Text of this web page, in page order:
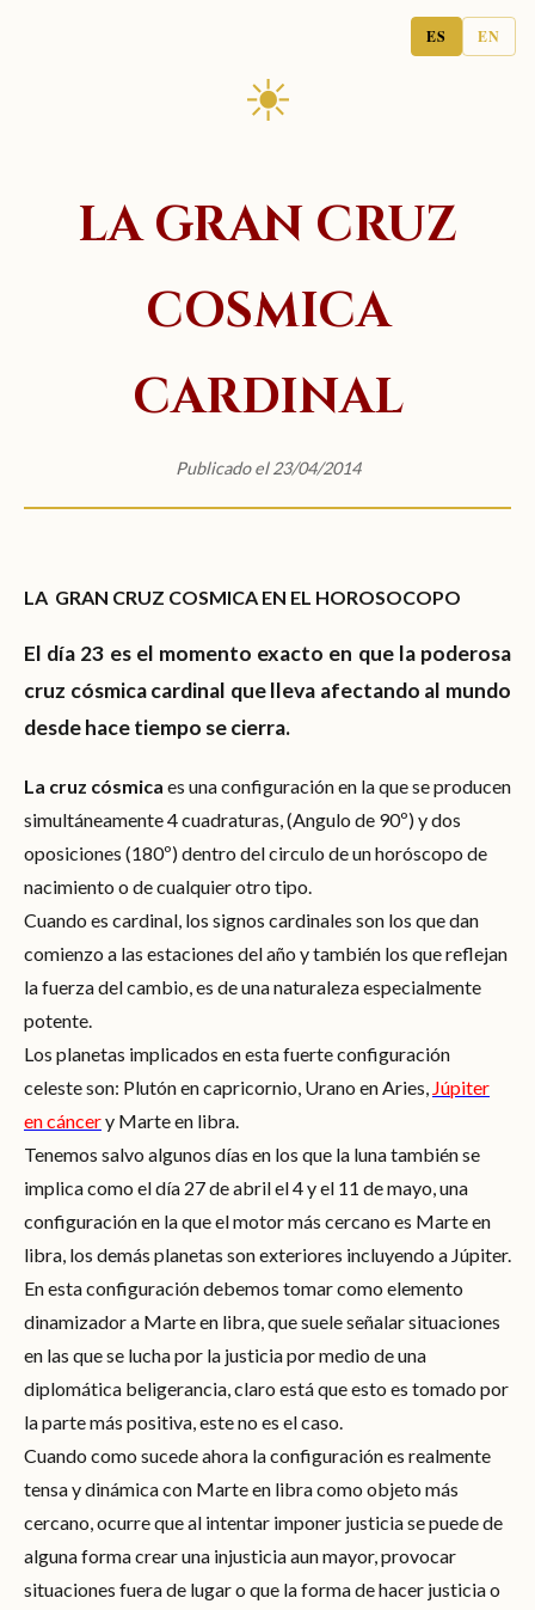
ES EN
☀
LA GRAN CRUZ
COSMICA
CARDINAL
Publicado el 23/04/2014
LA GRAN CRUZ COSMICA EN EL HOROSOCOPO
El día 23 es el momento exacto en que la poderosa
cruz cósmica cardinal que lleva afectando al mundo
desde hace tiempo se cierra.
La cruz cósmica es una configuración en la que se producen
simultáneamente 4 cuadraturas, (Angulo de 90º) y dos
oposiciones (180º) dentro del circulo de un horóscopo de
nacimiento o de cualquier otro tipo.
Cuando es cardinal, los signos cardinales son los que dan
comienzo a las estaciones del año y también los que reflejan
la fuerza del cambio, es de una naturaleza especialmente
potente.
Los planetas implicados en esta fuerte configuración
celeste son: Plutón en capricornio, Urano en Aries, Júpiter
en cáncery Marte en libra.
Tenemos salvo algunos días en los que la luna también se
implica como el día 27 de abril el 4 y el 11 de mayo, una
configuración en la que el motor más cercano es Marte en
libra, los demás planetas son exteriores incluyendo a Júpiter.
En esta configuración debemos tomar como elemento
dinamizador a Marte en libra, que suele señalar situaciones
en las que se lucha por la justicia por medio de una
diplomática beligerancia, claro está que esto es tomado por
la parte más positiva, este no es el caso.
Cuando como sucede ahora la configuración es realmente
tensa y dinámica con Marte en libra como objeto más
cercano, ocurre que al intentar imponer justicia se puede de
alguna forma crear una injusticia aun mayor, provocar
situaciones fuera de lugar o que la forma de hacer justicia o